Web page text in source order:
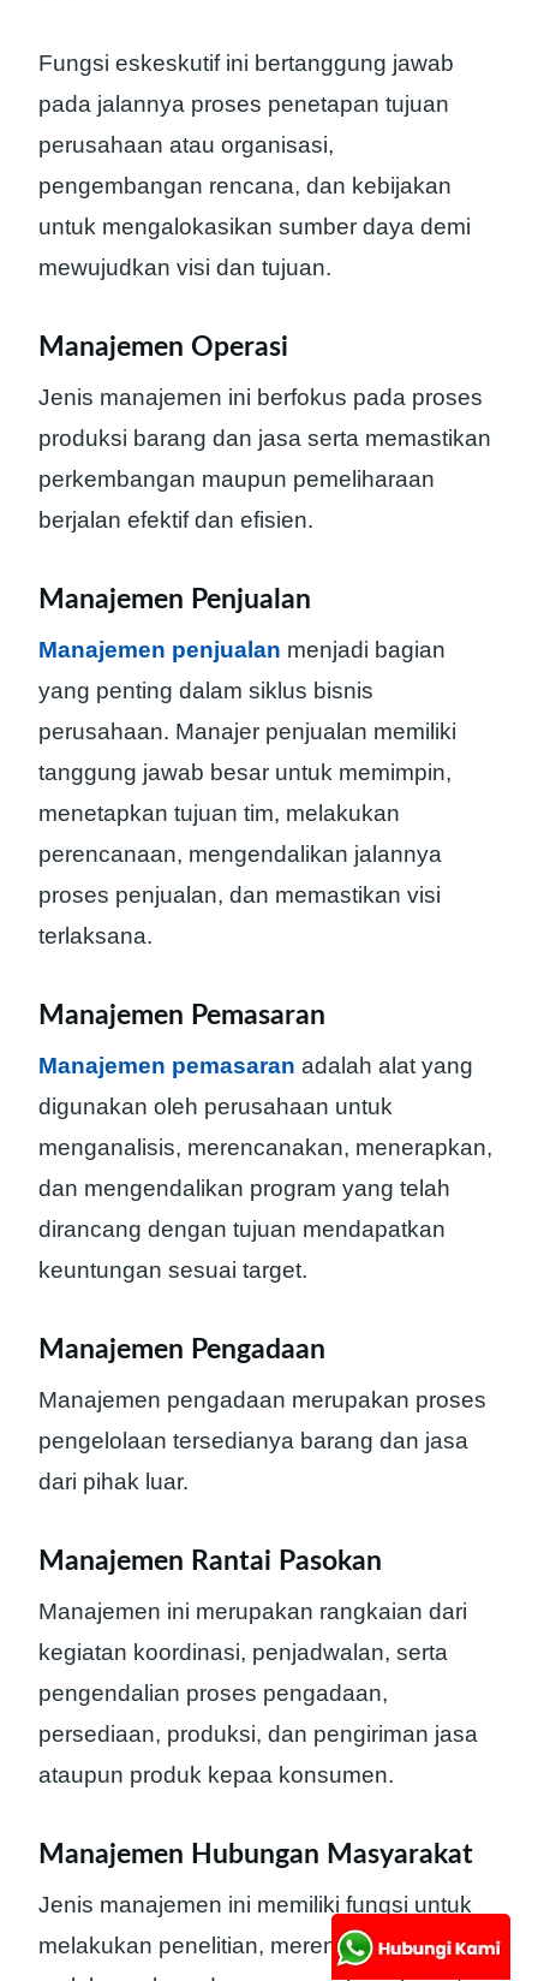
Fungsi eskeskutif ini bertanggung jawab
pada jalannya proses penetapan tujuan
perusahaan atau organisasi,
pengembangan rencana, dan kebijakan
untuk mengalokasikan sumber daya demi
mewujudkan visi dan tujuan.
Manajemen Operasi
Jenis manajemen ini berfokus pada proses
produksi barang dan jasa serta memastikan
perkembangan maupun pemeliharaan
berjalan efektif dan efisien.
Manajemen Penjualan
Manajemen penjualan menjadi bagian
yang penting dalam siklus bisnis
perusahaan. Manajer penjualan memiliki
tanggung jawab besar untuk memimpin,
menetapkan tujuan tim, melakukan
perencanaan, mengendalikan jalannya
proses penjualan, dan memastikan visi
terlaksana.
Manajemen Pemasaran
Manajemen pemasaran adalah alat yang
digunakan oleh perusahaan untuk
menganalisis, merencanakan, menerapkan,
dan mengendalikan program yang telah
dirancang dengan tujuan mendapatkan
keuntungan sesuai target.
Manajemen Pengadaan
Manajemen pengadaan merupakan proses
pengelolaan tersedianya barang dan jasa
dari pihak luar.
Manajemen Rantai Pasokan
Manajemen ini merupakan rangkaian dari
kegiatan koordinasi, penjadwalan, serta
pengendalian proses pengadaan,
persediaan, produksi, dan pengiriman jasa
ataupun produk kepaa konsumen.
Manajemen Hubungan Masyarakat
Jenis manajemen ini memiliki fungsi untuk
melakukan penelitian, merencanakan,